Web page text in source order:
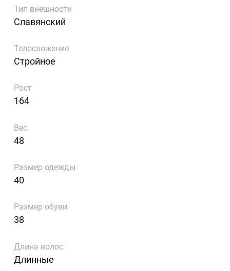
Тип внешности
Славянский
Телосложение
Стройное
Рост
164
Вес
48
Размер одежды
40
Размер обуви
38
Длина волос
Длинные